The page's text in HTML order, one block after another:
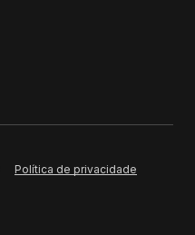
Política de privacidade